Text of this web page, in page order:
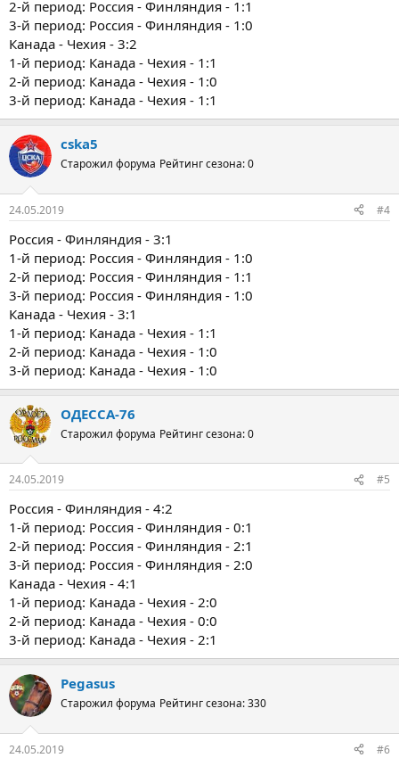
2-й период: Россия - Финляндия - 1:1
3-й период: Россия - Финляндия - 1:0
Канада - Чехия - 3:2
1-й период: Канада - Чехия - 1:1
2-й период: Канада - Чехия - 1:0
3-й период: Канада - Чехия - 1:1
cska5
Старожил форума Рейтинг сезона: 0
24.05.2019 #4
Россия - Финляндия - 3:1
1-й период: Россия - Финляндия - 1:0
2-й период: Россия - Финляндия - 1:1
3-й период: Россия - Финляндия - 1:0
Канада - Чехия - 3:1
1-й период: Канада - Чехия - 1:1
2-й период: Канада - Чехия - 1:0
3-й период: Канада - Чехия - 1:0
ОДЕССА-76
Старожил форума Рейтинг сезона: 0
24.05.2019 #5
Россия - Финляндия - 4:2
1-й период: Россия - Финляндия - 0:1
2-й период: Россия - Финляндия - 2:1
3-й период: Россия - Финляндия - 2:0
Канада - Чехия - 4:1
1-й период: Канада - Чехия - 2:0
2-й период: Канада - Чехия - 0:0
3-й период: Канада - Чехия - 2:1
Pegasus
Старожил форума Рейтинг сезона: 330
24.05.2019 #6